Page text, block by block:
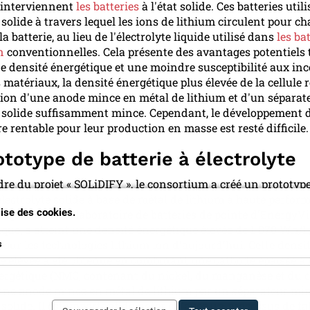
les batteriesà l'état solide. Ces batteries
à travers lequel les ions de lithium circulent pour
batterie, au lieu de l'électrolyte liquide utilisé dansles
conventionnelles. Cela présente des avantages potentiels
densité énergétique et une moindre susceptibilité aux
la densité énergétique plus élevée de la cellule
d'une anode mince en métal de lithium et d'un
suffisamment mince. Cependant, le développement
rentable pour leur production en masse est resté difficile.
de batterie à électrolyte
du projet « SOLiDIFY », le consortium a créé un
dans le laboratoire de batteries de pointe
a atteint une densité énergétique élevée de 1 070 Wh/
les technologies lithium ion d'aujourd'hui. Cette
élevée a été obtenue en combinant une cathode épaisse à
anode mince en métal de lithium par un séparateur
Il est important de noter qu'avec un processus de
des cookies.